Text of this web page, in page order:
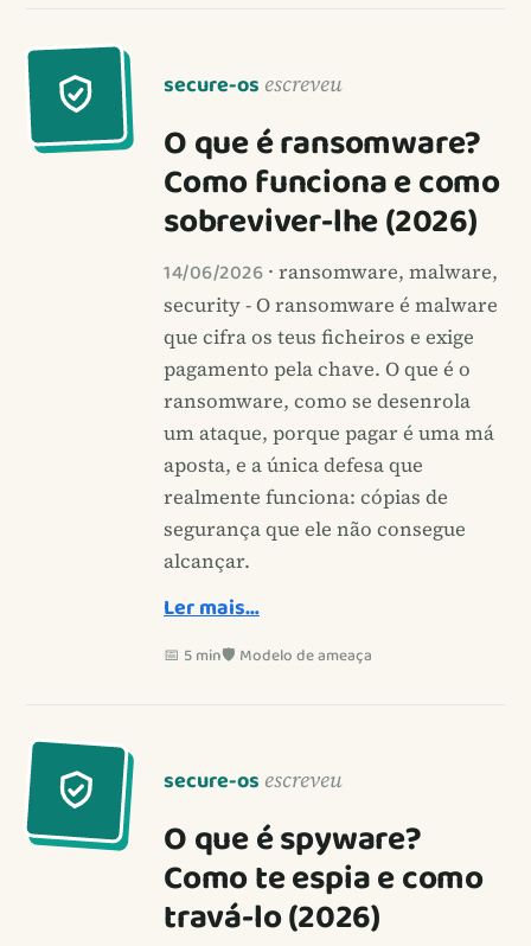
secure-os escreveu
O que é ransomware?
Como funciona e como
sobreviver-lhe (2026)
14/06/2026 · ransomware, malware,
security - O ransomware é malware
que cifra os teus ficheiros e exige
pagamento pela chave. O que é o
ransomware, como se desenrola
um ataque, porque pagar é uma má
aposta, e a única defesa que
realmente funciona: cópias de
segurança que ele não consegue
alcançar.
Ler mais…
📅 5 min🛡️ Modelo de ameaça
secure-os escreveu
O que é spyware?
Como te espia e como
travá-lo (2026)